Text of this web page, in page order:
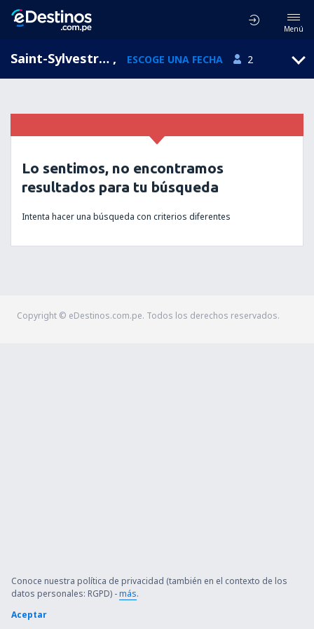
Menú
Saint-Sylvestre-sur-Lot, Aquitaine, Francia , ESCOGE UNA FECHA 2
Lo sentimos, no encontramos
resultados para tu búsqueda
Intenta hacer una búsqueda con criterios diferentes
Copyright © eDestinos.com.pe. Todos los derechos reservados.
Conoce nuestra política de privacidad (también en el contexto de los
datos personales: RGPD) -más.
Aceptar